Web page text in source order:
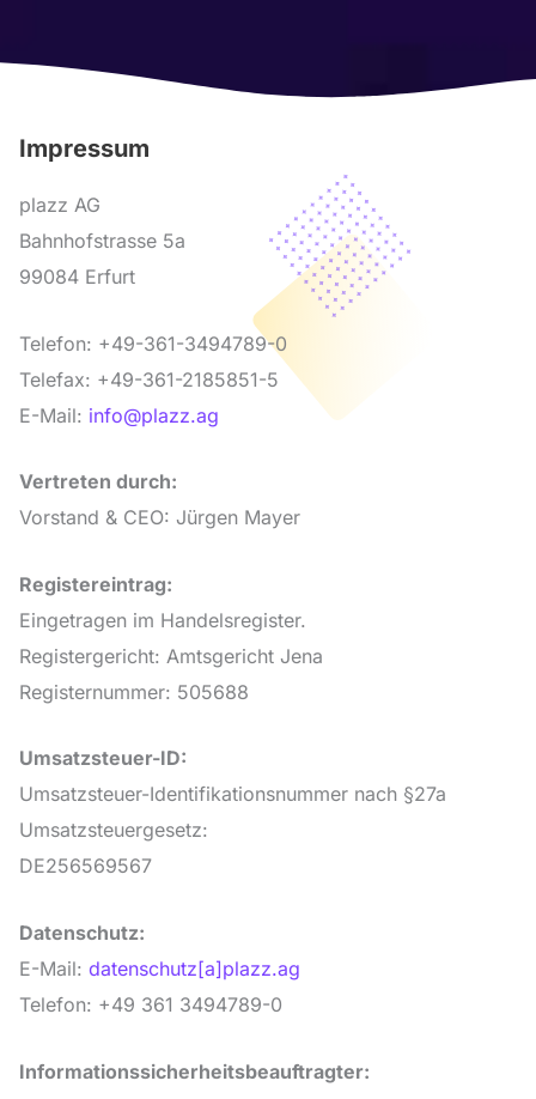
Impressum
plazz AG
Bahnhofstrasse 5a
99084 Erfurt
Telefon: +49-361-3494789-0
Telefax: +49-361-2185851-5
E-Mail: info@plazz.ag
Vertreten durch:
Vorstand & CEO: Jürgen Mayer
Registereintrag:
Eingetragen im Handelsregister.
Registergericht: Amtsgericht Jena
Registernummer: 505688
Umsatzsteuer-ID:
Umsatzsteuer-Identifikationsnummer nach §27a
Umsatzsteuergesetz:
DE256569567
Datenschutz:
E-Mail: datenschutz[a]plazz.ag
Telefon: +49 361 3494789-0
Informationssicherheitsbeauftragter: